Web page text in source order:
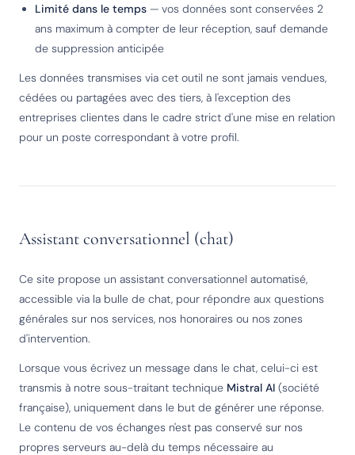
Limité dans le temps — vos données sont conservées 2
ans maximum à compter de leur réception, sauf demande
de suppression anticipée
Les données transmises via cet outil ne sont jamais vendues,
cédées ou partagées avec des tiers, à l'exception des
entreprises clientes dans le cadre strict d'une mise en relation
pour un poste correspondant à votre profil.
Assistant conversationnel (chat)
Ce site propose un assistant conversationnel automatisé,
accessible via la bulle de chat, pour répondre aux questions
générales sur nos services, nos honoraires ou nos zones
d'intervention.
Lorsque vous écrivez un message dans le chat, celui-ci est
transmis à notre sous-traitant technique Mistral AI (société
française), uniquement dans le but de générer une réponse.
Le contenu de vos échanges n'est pas conservé sur nos
propres serveurs au-delà du temps nécessaire au